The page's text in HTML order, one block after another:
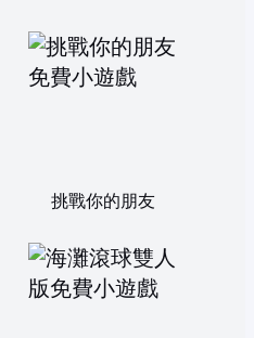
挑戰你的朋友